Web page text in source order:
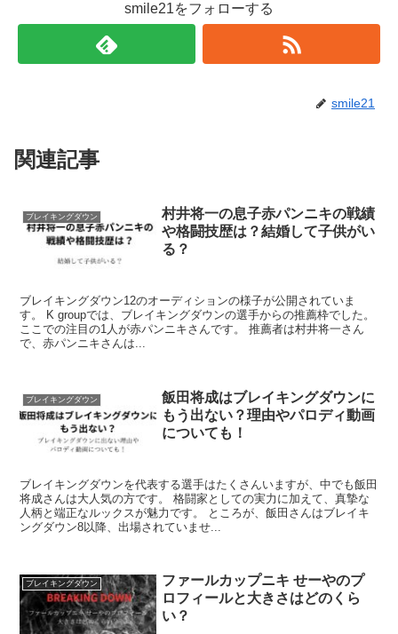
smile21をフォローする
smile21
関連記事
ブレイキングダウン
村井将一の息子赤パンニキの戦績
や格闘技歴は？結婚して子供がい
る？
ブレイキングダウン12のオーディションの様子が公開されていま
す。 K groupでは、ブレイキングダウンの選手からの推薦枠でした。
ここでの注目の1人が赤パンニキさんです。 推薦者は村井将一さん
で、赤パンニキさんは...
ブレイキングダウン
飯田将成はブレイキングダウンに
もう出ない？理由やパロディ動画
についても！
ブレイキングダウンを代表する選手はたくさんいますが、中でも飯田
将成さんは大人気の方です。 格闘家としての実力に加えて、真摯な
人柄と端正なルックスが魅力です。 ところが、飯田さんはブレイキ
ングダウン8以降、出場されていませ...
ブレイキングダウン
ファールカップニキ せーやのプ
ロフィールと大きさはどのくら
い？